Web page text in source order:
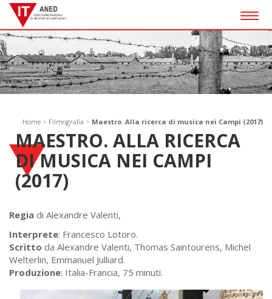
Home > Filmografia > Maestro. Alla ricerca di musica nei Campi (2017)
MAESTRO. ALLA RICERCA
DI MUSICA NEI CAMPI
(2017)
Regia di Alexandre Valenti,
Interprete: Francesco Lotoro.
Scritto da Alexandre Valenti, Thomas Saintourens, Michel
Welterlin, Emmanuel Julliard.
Produzione: Italia-Francia, 75 minuti.